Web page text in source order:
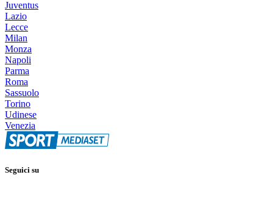
Juventus
Lazio
Lecce
Milan
Monza
Napoli
Parma
Roma
Sassuolo
Torino
Udinese
Venezia
Seguici su